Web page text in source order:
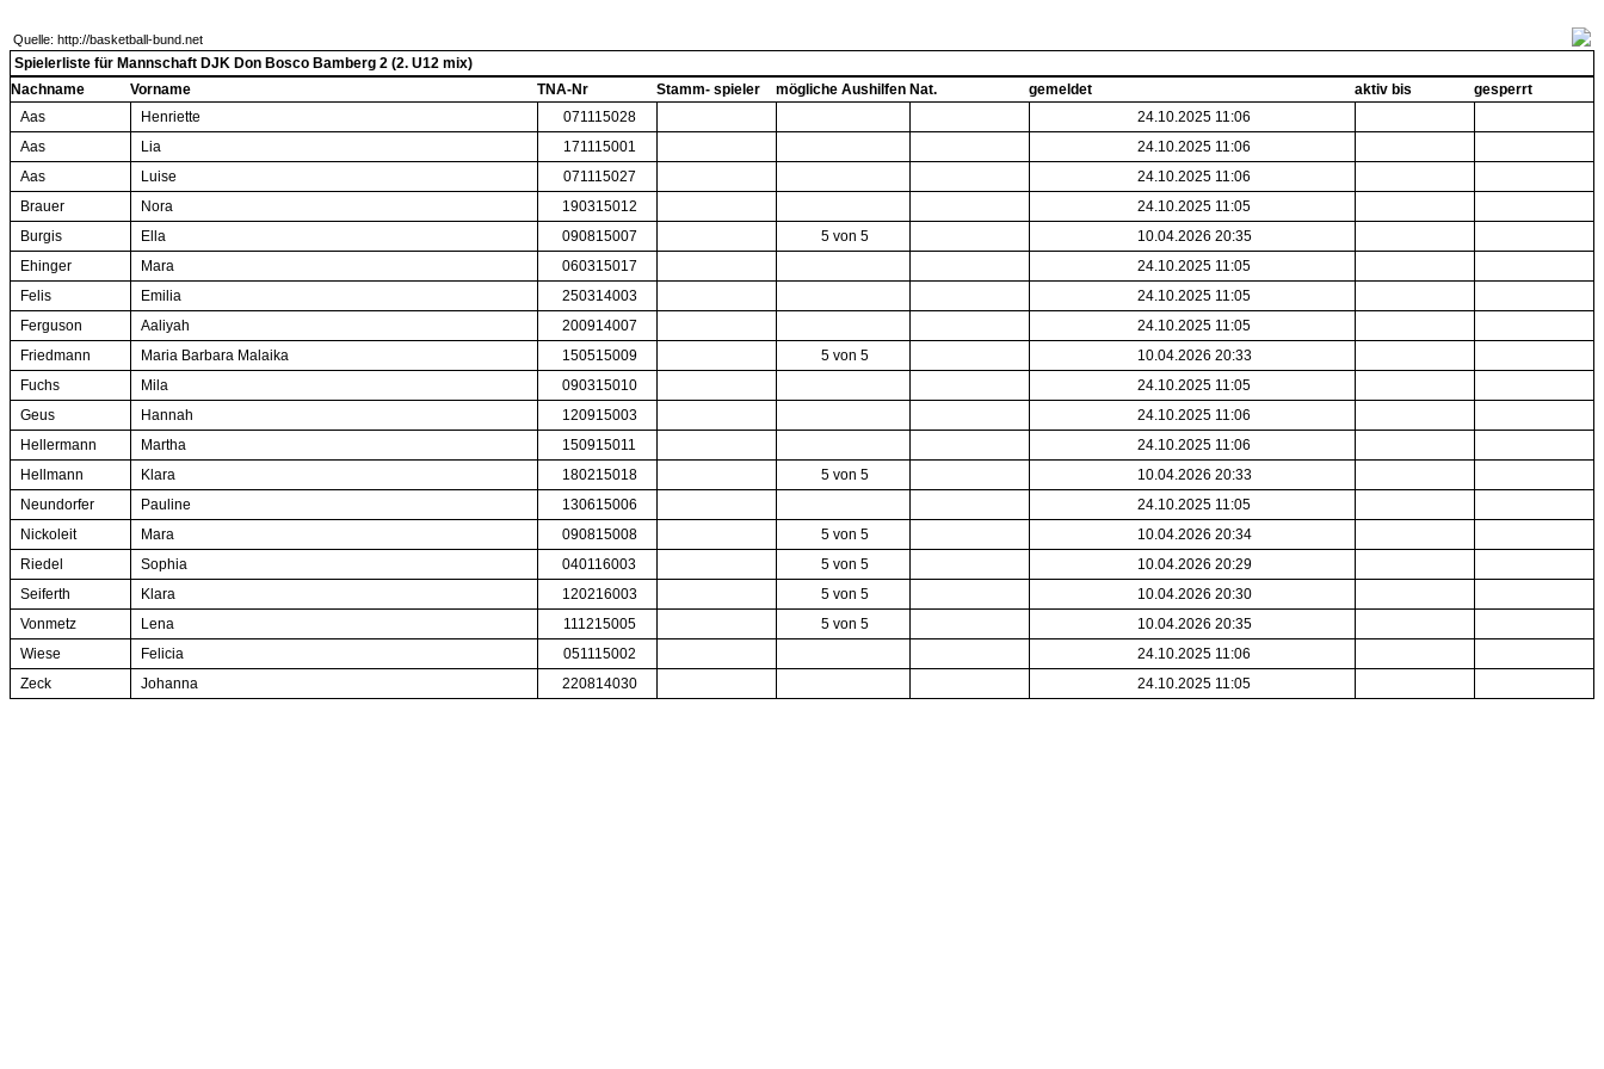
Quelle: http://basketball-bund.net
Spielerliste für Mannschaft DJK Don Bosco Bamberg 2 (2. U12 mix)
Nachname
Vorname TNA-Nr Stamm- spieler mögliche Aushilfen Nat. gemeldet aktiv bis
gesperrt
Aas
Henriette 071115028
24.10.2025 11:06
Aas
Lia 171115001
24.10.2025 11:06
Aas
Luise 071115027
24.10.2025 11:06
Brauer
Nora 190315012
24.10.2025 11:05
Burgis
Ella 090815007 5 von 5
10.04.2026 20:35
Ehinger
Mara 060315017
24.10.2025 11:05
Felis
Emilia 250314003
24.10.2025 11:05
Ferguson
Aaliyah 200914007
24.10.2025 11:05
Friedmann
Maria Barbara Malaika 150515009 5 von 5
10.04.2026 20:33
Fuchs
Mila 090315010
24.10.2025 11:05
Geus
Hannah 120915003
24.10.2025 11:06
Hellermann
Martha 150915011
24.10.2025 11:06
Hellmann
Klara 180215018 5 von 5
10.04.2026 20:33
Neundorfer
Pauline 130615006
24.10.2025 11:05
Nickoleit
Mara 090815008 5 von 5
10.04.2026 20:34
Riedel
Sophia 040116003 5 von 5
10.04.2026 20:29
Seiferth
Klara 120216003 5 von 5
10.04.2026 20:30
Vonmetz
Lena 111215005 5 von 5
10.04.2026 20:35
Wiese
Felicia 051115002
24.10.2025 11:06
Zeck
Johanna 220814030 24.10.2025 11:05